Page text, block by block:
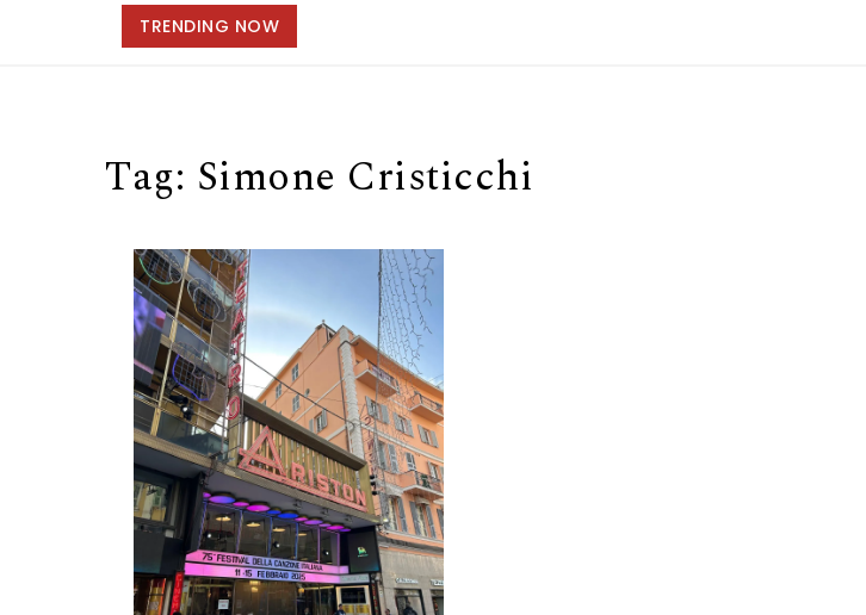
TRENDING NOW
Tag: Simone Cristicchi